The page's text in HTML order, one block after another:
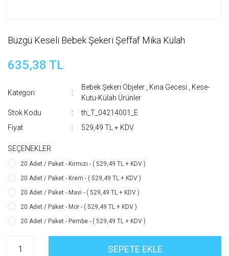
Büzgü Keseli Bebek Şekeri Şeffaf Mika Külah
635,38 TL
Kategori
Bebek Şekeri Objeler Kına Gecesi
Kese-
Kutu-Külah Ürünler
Stok Kodu
th_T_04214001_E
Fiyat
529,49 TL + KDV
SEÇENEKLER
20 Adet / Paket - Kırmızı - ( 529,49 TL + KDV )
20 Adet / Paket - Krem - ( 529,49 TL + KDV )
20 Adet / Paket - Mavi - ( 529,49 TL + KDV )
20 Adet / Paket - Mor - ( 529,49 TL + KDV )
20 Adet / Paket - Pembe - ( 529,49 TL + KDV )
SEPETE EKLE